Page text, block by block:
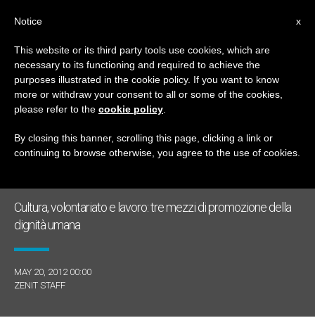
GIORNO
Maggio 20th, 2012
ULTIME NOTIZIE
Cultura, volontariato e lavoro: tre mezzi di promozione della
dignità umana
MAY 20, 2012 00:00
ZENIT STAFF
x
Notice
This website or its third party tools use cookies, which are
necessary to its functioning and required to achieve the
purposes illustrated in the cookie policy. If you want to know
more or withdraw your consent to all or some of the cookies,
please refer to the cookie policy
By closing this banner, scrolling this page, clicking a link or
continuing to browse otherwise, you agree to the use of cookies.